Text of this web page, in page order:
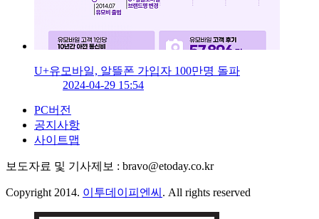
U+유모바일, 알뜰폰 가입자 100만명 돌파
2024-04-29 15:54
PC버전
공지사항
사이트맵
보도자료 및 기사제보 : bravo@etoday.co.kr
Copyright 2014. 이투데이피엔씨 . All rights reserved